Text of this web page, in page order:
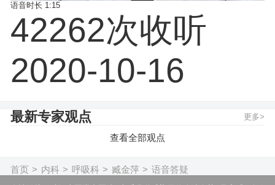
语音时长 1:15
42262次收听
2020-10-16
最新专家观点 更多>
查看全部观点
首页 > 内科 > 呼吸科 > 臧金萍 > 语音答疑